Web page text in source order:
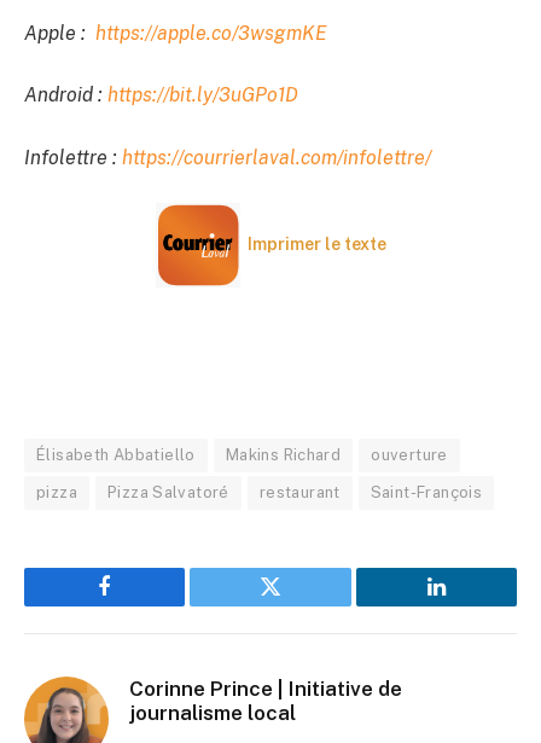
Apple : https://apple.co/3wsgmKE
Android : https://bit.ly/3uGPo1D
Infolettre : https://courrierlaval.com/infolettre/
Imprimer le texte
Élisabeth Abbatiello Makins Richard ouverture
pizza Pizza Salvatoré restaurant Saint-François
Facebook Twitter LinkedIn
Corinne Prince | Initiative de
journalisme local